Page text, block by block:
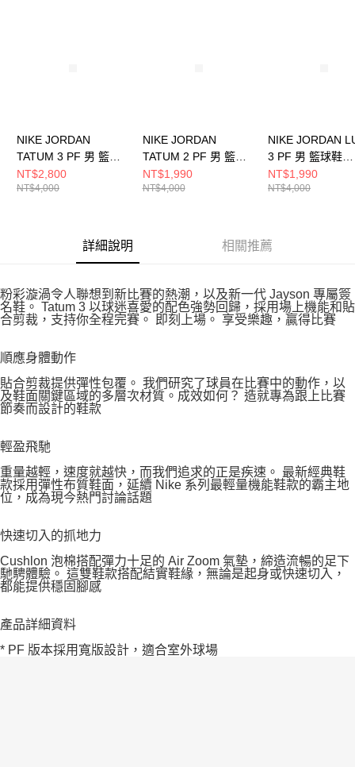
NIKE JORDAN
TATUM 3 PF 男 籃球
鞋 FZ6601400
NT$2,800
NT$4,000
NIKE JORDAN
TATUM 2 PF 男 籃球
鞋 HF0268400
NT$1,990
NT$4,000
NIKE JORDAN
3 PF 男 籃球鞋
FQ1285600
NT$1,990
NT$4,000
詳細說明 相關推薦
粉彩漩渦令人聯想到新比賽的熱潮，以及新一代 Jayson 專屬簽
名鞋。 Tatum 3 以球迷喜愛的配色強勢回歸，採用場上機能和貼
合剪裁，支持你全程完賽。 即刻上場。 享受樂趣，贏得比賽
順應身體動作
貼合剪裁提供彈性包覆。 我們研究了球員在比賽中的動作，以
及鞋面關鍵區域的多層次材質。成效如何？ 造就專為跟上比賽
節奏而設計的鞋款
輕盈飛馳
重量越輕，速度就越快，而我們追求的正是疾速。 最新經典鞋
款採用彈性布質鞋面，延續 Nike 系列最輕量機能鞋款的霸主地
位，成為現今熱門討論話題
快速切入的抓地力
Cushlon 泡棉搭配彈力十足的 Air Zoom 氣墊，締造流暢的足下
馳騁體驗。 這雙鞋款搭配結實鞋緣，無論是起身或快速切入，
都能提供穩固腳感
產品詳細資料
* PF 版本採用寬版設計，適合室外球場